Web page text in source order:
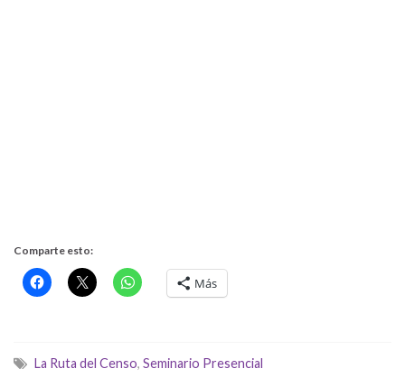
Comparte esto:
Más
La Ruta del Censo, Seminario Presencial